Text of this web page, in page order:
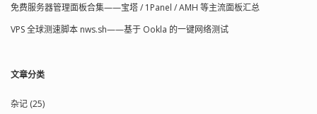
免费服务器管理面板合集——宝塔 / 1Panel / AMH 等主流面板汇总
VPS 全球测速脚本 nws.sh——基于 Ookla 的一键网络测试
文章分类
杂记 (25)